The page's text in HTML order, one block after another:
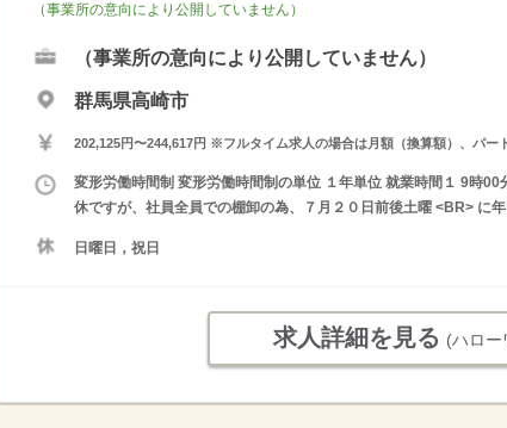
（事業所の意向により公開していません）
（事業所の意向により公開していません）
群馬県高崎市
202,125円〜244,617円 ※フルタイム求人の場合は月額（換算額）、パー
変形労働時間制 変形労働時間制の単位 １年単位 就業時間１ 9時
休ですが、社員全員での棚卸の為、７月２０日前後土曜 <BR> に
日曜日，祝日
求人詳細を見る (ハロー